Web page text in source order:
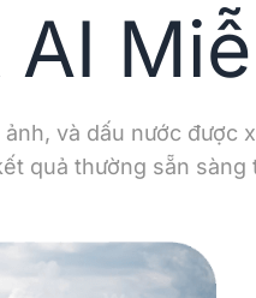
và dấu nước
quả thường sẵn